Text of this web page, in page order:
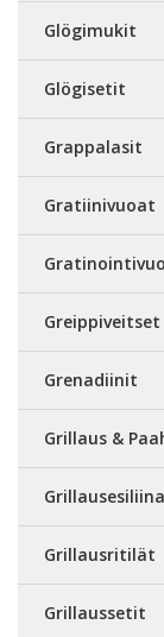
Glögimukit
Glögisetit
Grappalasit
Gratiinivuoat
Greippiveitset
Grenadiinit
Grillaus &
Grillausritilät
Grillaussetit